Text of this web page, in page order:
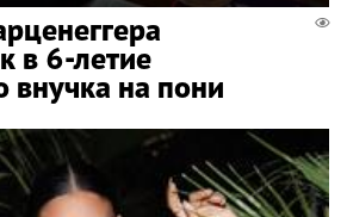
в 6-летие
внучка на пони